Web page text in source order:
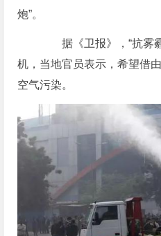
炮”。
据《卫报》，“抗雾
机，当地官员表示，希望借
空气污染。